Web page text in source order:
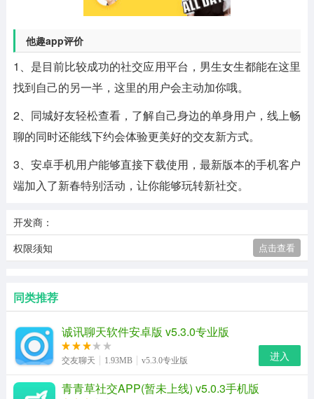
他趣app评价
1、是目前比较成功的社交应用平台，男生女生都能在这里
找到自己的另一半，这里的用户会主动加你哦。
2、同城好友轻松查看，了解自己身边的单身用户，线上畅
聊的同时还能线下约会体验更美好的交友新方式。
3、安卓手机用户能够直接下载使用，最新版本的手机客户
端加入了新春特别活动，让你能够玩转新社交。
开发商：
权限须知
点击查看
同类推荐
诚讯聊天软件安卓版 v5.3.0专业版
交友聊天 1.93MB v5.3.0专业版 进入
青青草社交APP(暂未上线) v5.0.3手机版